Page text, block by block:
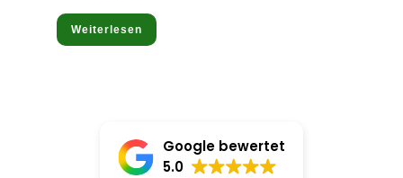
Bewertet
mit5.00
Weiterlesen
Google bewertet
5.0